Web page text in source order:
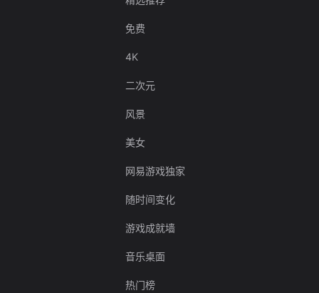
免费
4K
二次元
风景
美女
网易游戏独家
随时间变化
游戏成就墙
音乐桌面
热门榜